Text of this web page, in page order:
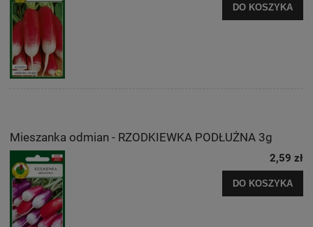
DO KOSZYKA
Mieszanka odmian - RZODKIEWKA PODŁUŻNA 3g
2,59 zł
DO KOSZYKA